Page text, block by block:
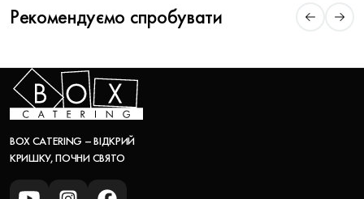
Рекомендуємо спробувати
BOX CATERING – ВІДКРИЙ
КРИШКУ, ПОЧНИ СВЯТО